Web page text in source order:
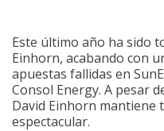
Este último año ha sido
Einhorn, acabando con
apuestas fallidas en
Consol Energy. A pesar
David Einhorn mantiene
espectacular.